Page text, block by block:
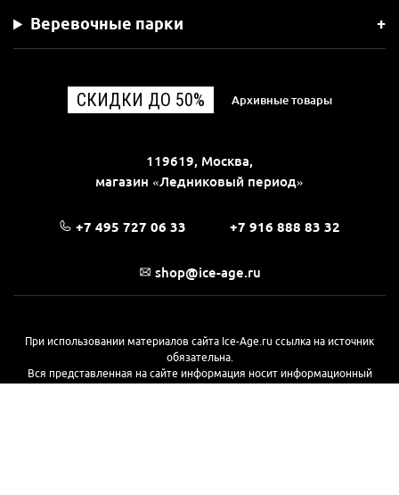
Веревочные парки
СКИДКИ ДО 50% Архивные товары
119619, Москва,
магазин «Ледниковый период»
+7 495 727 06 33 +7 916 888 83 32
shop@ice-age.ru
При использовании материалов сайта Ice-Age.ru ссылка на источник
обязательна.
Вся представленная на сайте информация носит информационный